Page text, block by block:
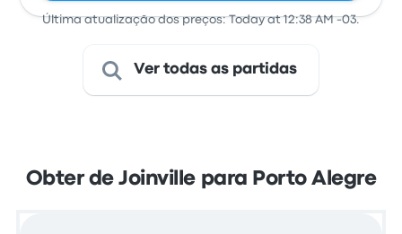
Última atualização dos preços: Today at 12:38 AM -03.
Ver todas as partidas
Obter de Joinville para Porto Alegre